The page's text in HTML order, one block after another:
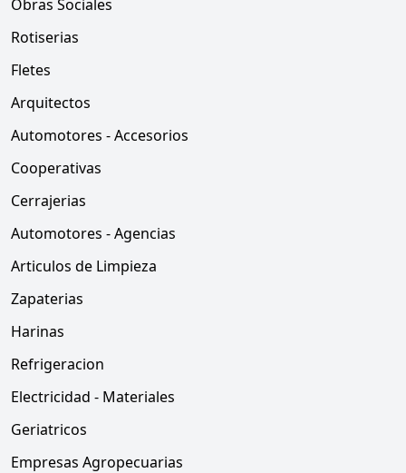
Obras Sociales
Rotiserias
Fletes
Arquitectos
Automotores - Accesorios
Cooperativas
Cerrajerias
Automotores - Agencias
Articulos de Limpieza
Zapaterias
Harinas
Refrigeracion
Electricidad - Materiales
Geriatricos
Empresas Agropecuarias